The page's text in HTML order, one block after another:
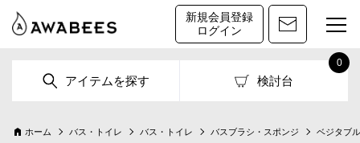
新規会員登録
ログイン
アイテムを探す 検討台
0
ホーム バス・トイレ バス・トイレ バスブラシ・スポンジ ベジタブ